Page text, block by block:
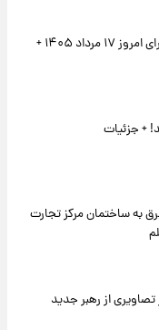
ارزش سهام عدالت برای امروز ۱۷ مرداد ۱۴۰۵ +
+ جزئیات
به ساختمان مرکز تجارت
تصاویری از رهبر جدید